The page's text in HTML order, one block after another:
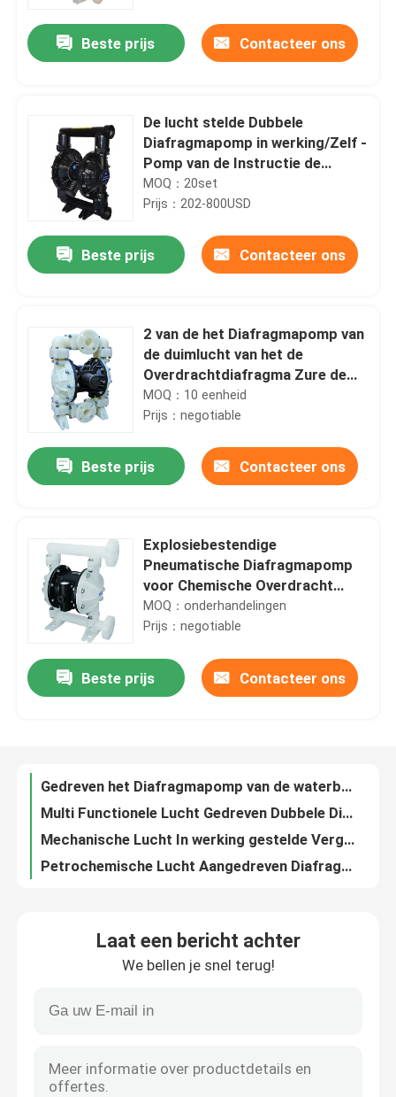
Huis
Producten
Videos
Fabrieksreis
Kwaliteitscontrole
Company News
Beste prijs Contacteer ons
De lucht stelde Dubbele
Diafragmapomp in werking/Zelf -
Pomp van de Instructie de
Positieve Verplaatsing
MOQ：20set
Prijs：202-800USD
Beste prijs Contacteer ons
2 van de het Diafragmapomp van
de duimlucht van het de
Overdrachtdiafragma Zure de
Pomp667l/min niet Lekkage
MOQ：10 eenheid
Prijs：negotiable
Beste prijs Contacteer ons
Explosiebestendige
Pneumatische Diafragmapomp
voor Chemische Overdracht
0.83Mpa
MOQ：onderhandelingen
Prijs：negotiable
Beste prijs Contacteer onsGedreven het Diafragmapomp van de waterbehandeling Lucht, de Chemische Pomp van de Diafragmamodder
Geen Pomp van het Vonkenlucht Gedreven Dubbele Diafragma voor Voedsel en Chemische Industrie
Het Diafragmapomp van de roestvrij staal Samengeperste Lucht, Kleine Lucht In werking gestelde Pneumatische Pomp
1 Pomp van het duim de Lucht Gedreven Dubbele Diafragma die met Samengeperste Lucht in werking wordt gesteld
Lucht Aangedreven Diafragmapomp met geringe geluidssterkte, de Hoge Pomp van het Viscositeitsdiafragma
Laat een bericht achter
We bellen je snel terug!